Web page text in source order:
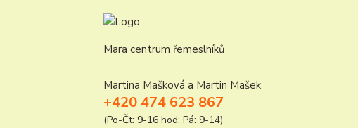
Mara centrum řemeslníků
Martina Mašková a Martin Mašek
+420 474 623 867
(Po-Čt: 9-16 hod; Pá: 9-14)